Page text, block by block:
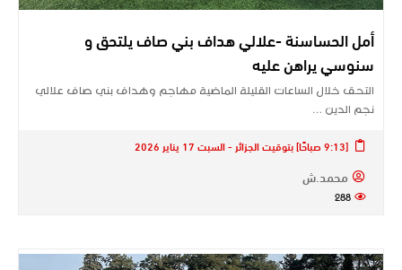
أمل الحساسنة -علالي هداف بني صاف يلتحق و
سنوسي يراهن عليه
التحق خلال الساعات القليلة الماضية مهاجم وهداف بني صاف علالي
نجم الدين …
[9:13 صباحًا] بتوقيت الجزائر - السبت 17 يناير 2026
محمد.ش
288